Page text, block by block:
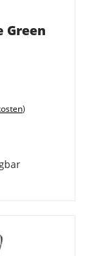
Green
)